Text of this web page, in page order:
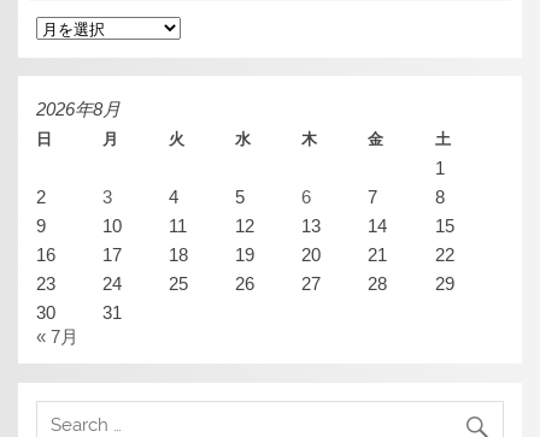
ア
ー
カ
イ
2026年8月
日 月 火 水 木 金 土
1
2
3 4 5 6 7
8
9
10 11 12 13 14
15
16
17 18 19 20 21
22
23
24 25 26 27 28
29
30
31
« 7月